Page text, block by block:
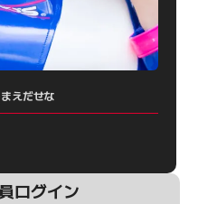
まえだせな
ログイン